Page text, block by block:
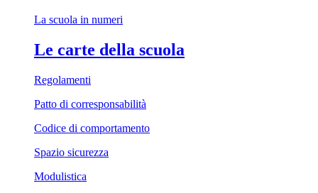
La scuola in numeri
Le carte della scuola
Regolamenti
Patto di corresponsabilità
Codice di comportamento
Spazio sicurezza
Modulistica